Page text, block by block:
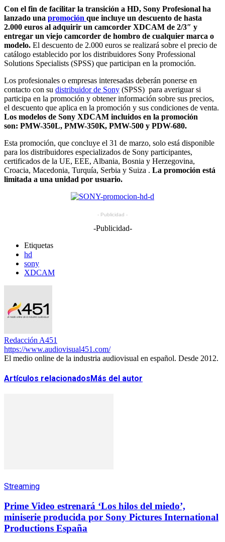
Con el fin de facilitar la transición a HD, Sony Profesional ha
lanzado una promoción que incluye un descuento de hasta
2.000 euros al adquirir un camcorder XDCAM de 2/3″ y
entregar un viejo camcorder de hombro de cualquier marca o
modelo. El descuento de 2.000 euros se realizará sobre el precio de
catálogo establecido por los distribuidores Sony Professional
Solutions Specialists (SPSS) que participan en la promoción.
Los profesionales o empresas interesadas deberán ponerse en
contacto con su distribuidor de Sony (SPSS) para averiguar si
participa en la promoción y obtener información sobre sus precios,
el descuento que aplica en la promoción y sus condiciones de venta.
Los modelos de Sony XDCAM incluidos en la promoción
son: PMW-350L, PMW-350K, PMW-500 y PDW-680.
Esta promoción, que concluye el 31 de marzo, solo está disponible
para los distribuidores especializados de Sony participantes,
certificados de la UE, EEE, Albania, Bosnia y Herzegovina,
Croacia, Macedonia, Turquía, Serbia y Suiza . La promoción está
limitada a una unidad por usuario.
- Publicidad -
-Publicidad-
Etiquetas
hd
sony
XDCAM
Redacción A451
https://www.audiovisual451.com/
El medio online de la industria audiovisual en español. Desde 2012.
Artículos relacionadosMás del autor
Streaming
Prime Video estrenará ‘Los hilos del miedo’,
miniserie producida por Sony Pictures International
Productions España